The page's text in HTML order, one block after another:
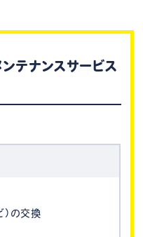
テナンスサービス
）の交換